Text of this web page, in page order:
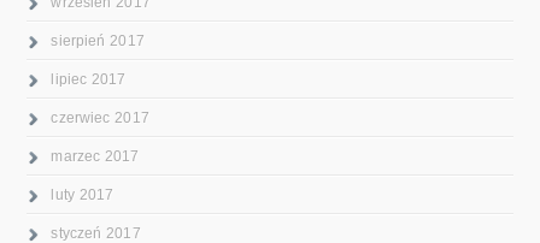
sierpień 2017
lipiec 2017
czerwiec 2017
marzec 2017
luty 2017
styczeń 2017